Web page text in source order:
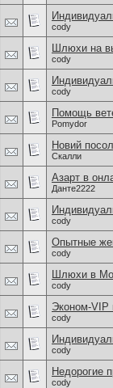
cody
Шлюхи на
cody
cody
Помощь
Pomydor
Новий
Скалли
Азарт в
Данте2222
cody
Опытные
cody
Шлюхи в
cody
Эконом-
cody
cody
Недорогие
cody